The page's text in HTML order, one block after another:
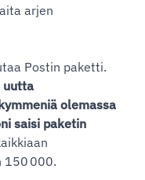
arjen
Postin paketti.
uutta
olemassa
saisi paketin
150 000.